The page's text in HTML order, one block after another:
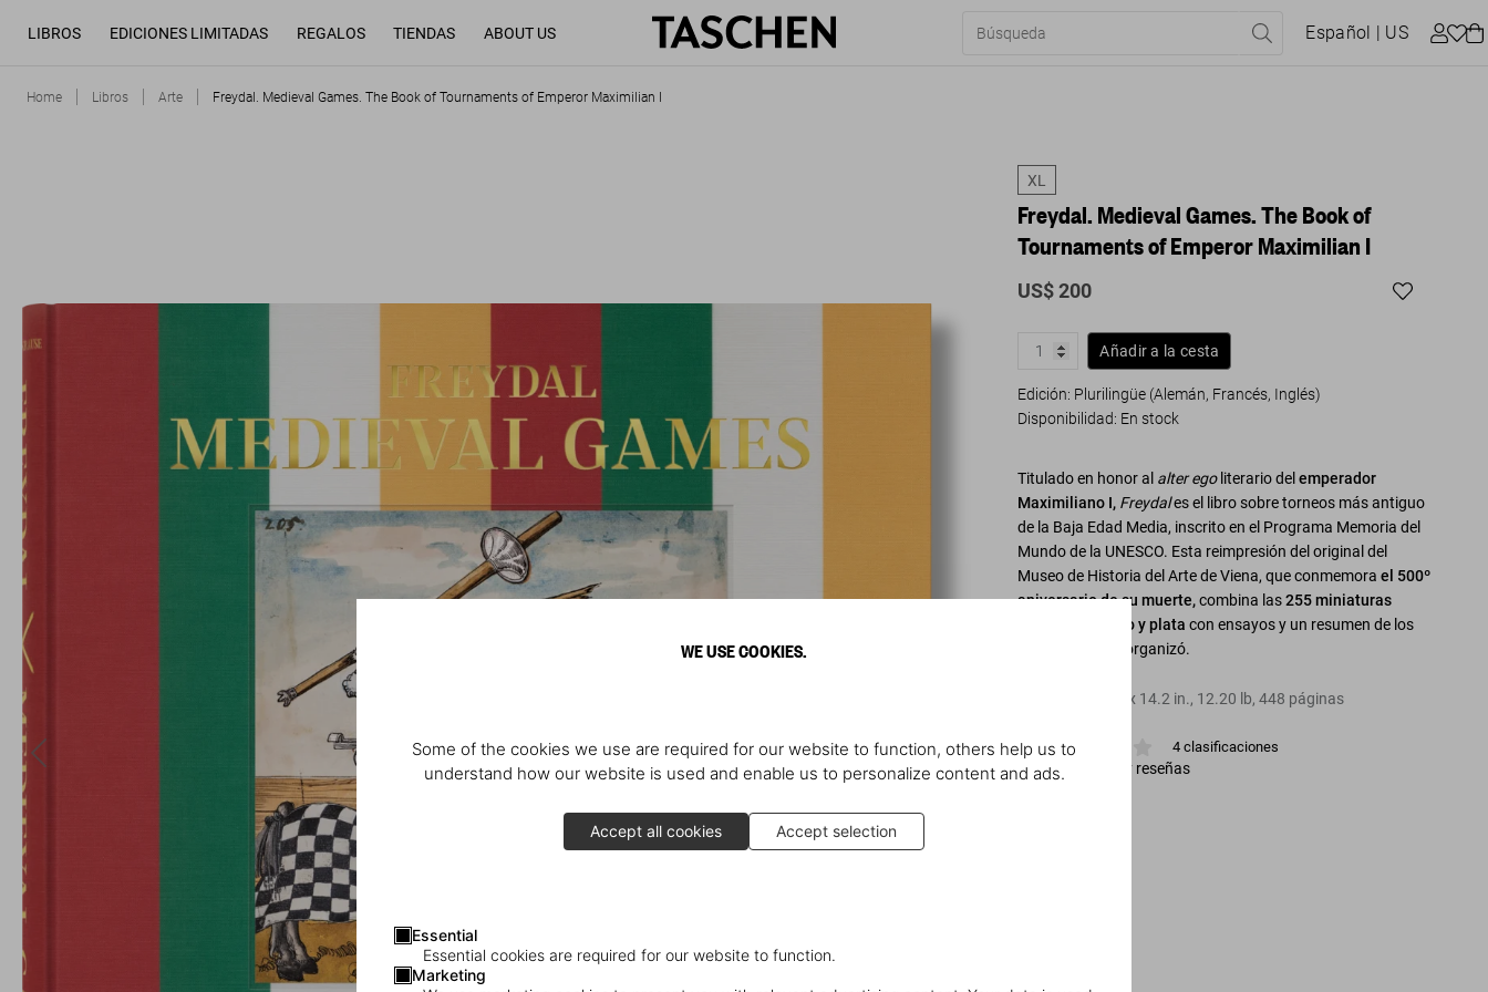
WE USE COOKIES.
Some of the cookies we use are required for our website to function, others help us to
understand how our website is used and enable us to personalize content and ads.
Accept all cookies Accept selection
Essential
Essential cookies are required for our website to function.
Marketing
LIBROS EDICIONES LIMITADAS REGALOS TIENDAS ABOUT US Español | US
Home Libros Arte Freydal. Medieval Games. The Book of Tournaments of Emperor Maximilian I
XL
Freydal. Medieval Games. The Book of
Tournaments of Emperor Maximilian I
US$ 200
Añadir a la cesta
Edición: Plurilingüe (Alemán, Francés, Inglés)
Disponibilidad: En stock
Titulado en honor al alter ego literario delemperador
Maximiliano I, Freydales el libro sobre torneos más antiguo
de la Baja Edad Media, inscrito en el Programa Memoria del
Mundo de la UNESCO. Esta reimpresión del original del
Museo de Historia del Arte de Viena, que conmemorael 500º
aniversario de su muerte,combina las255 miniaturas
realzadas en oro y platacon ensayos y un resumen de los
que organizó.
x 14.2 in., 12.20 lb,448 páginas
4 clasificaciones
Ver calificación y reseñas